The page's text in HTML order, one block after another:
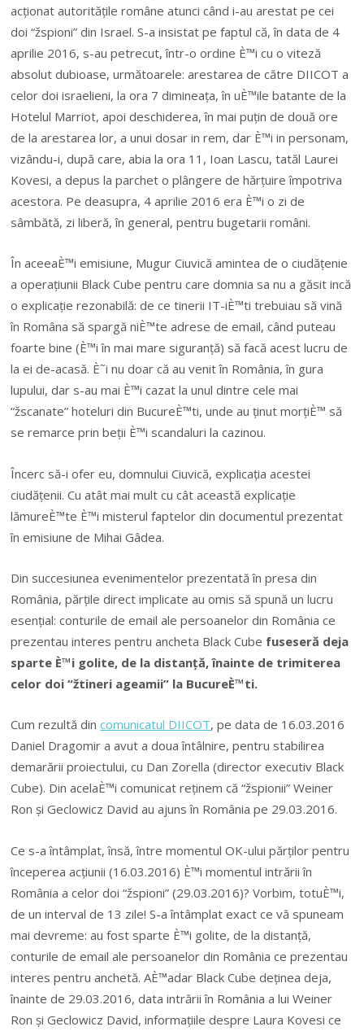
acționat autoritățile române atunci când i-au arestat pe cei
doi “žspioni” din Israel. S-a insistat pe faptul că, în data de 4
aprilie 2016, s-au petrecut, într-o ordine È™i cu o viteză
absolut dubioase, următoarele: arestarea de către DIICOT a
celor doi israelieni, la ora 7 dimineața, în uÈ™ile batante de la
Hotelul Marriot, apoi deschiderea, în mai puțin de două ore
de la arestarea lor, a unui dosar in rem, dar È™i in personam,
vizându-i, după care, abia la ora 11, Ioan Lascu, tatăl Laurei
Kovesi, a depus la parchet o plângere de hărțuire împotriva
acestora. Pe deasupra, 4 aprilie 2016 era È™i o zi de
sâmbătă, zi liberă, în general, pentru bugetarii români.
În aceeaÈ™i emisiune, Mugur Ciuvică amintea de o ciudățenie
a operațiunii Black Cube pentru care domnia sa nu a găsit incă
o explicație rezonabilă: de ce tinerii IT-iÈ™ti trebuiau să vină
în Româna să spargă niÈ™te adrese de email, când puteau
foarte bine (È™i în mai mare siguranță) să facă acest lucru de
la ei de-acasă. È˜i nu doar că au venit în România, în gura
lupului, dar s-au mai È™i cazat la unul dintre cele mai
“žscanate” hoteluri din BucureÈ™ti, unde au ținut morțiÈ™ să
se remarce prin beții È™i scandaluri la cazinou.
Încerc să-i ofer eu, domnului Ciuvică, explicația acestei
ciudățenii. Cu atât mai mult cu cât această explicație
lămureÈ™te È™i misterul faptelor din documentul prezentat
în emisiune de Mihai Gâdea.
Din succesiunea evenimentelor prezentată în presa din
România, părțile direct implicate au omis să spună un lucru
esențial: conturile de email ale persoanelor din România ce
prezentau interes pentru ancheta Black Cube fuseseră deja
sparte È™i golite, de la distanță, înainte de trimiterea
celor doi “žtineri ageamii” la BucureÈ™ti.
Cum rezultă dincomunicatul DIICOT, pe data de 16.03.2016
Daniel Dragomir a avut a doua întâlnire, pentru stabilirea
demarării proiectului, cu Dan Zorella (director executiv Black
Cube). Din acelaÈ™i comunicat reținem că “žspionii” Weiner
Ron și Geclowicz David au ajuns în România pe 29.03.2016.
Ce s-a întâmplat, însă, între momentul OK-ului părților pentru
începerea acțiunii (16.03.2016) È™i momentul intrării în
România a celor doi “žspioni” (29.03.2016)? Vorbim, totuÈ™i,
de un interval de 13 zile! S-a întâmplat exact ce vă spuneam
mai devreme: au fost sparte È™i golite, de la distanță,
conturile de email ale persoanelor din România ce prezentau
interes pentru anchetă. AÈ™adar Black Cube deținea deja,
înainte de 29.03.2016, data intrării în România a lui Weiner
Ron și Geclowicz David, informațiile despre Laura Kovesi ce